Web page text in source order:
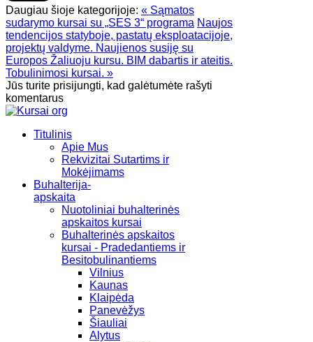
Daugiau šioje kategorijoje: « Sąmatos
sudarymo kursai su „SES 3“ programa Naujos
tendencijos statyboje, pastatų eksploatacijoje,
projektų valdyme. Naujienos susiję su
Europos Žaliuoju kursu. BIM dabartis ir ateitis.
Tobulinimosi kursai. »
Jūs turite prisijungti, kad galėtumėte rašyti
komentarus
Titulinis
Apie Mus
Rekvizitai Sutartims ir
Mokėjimams
Buhalterija-
apskaita
Nuotoliniai buhalterinės
apskaitos kursai
Buhalterinės apskaitos
kursai - Pradedantiems ir
Besitobulinantiems
Vilnius
Kaunas
Klaipėda
Panevėžys
Šiauliai
Alytus